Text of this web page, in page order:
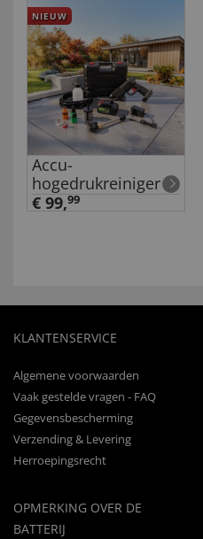
NIEUW
Accu-
hogedrukreiniger
€ 99,99
KLANTENSERVICE
Algemene voorwaarden
Vaak gestelde vragen - FAQ
Gegevensbescherming
Verzending & Levering
Herroepingsrecht
OPMERKING OVER DE
BATTERIJ